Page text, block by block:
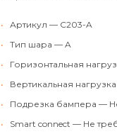
•
Артикул — C203-A
•
Тип шара — A
•
Горизонтальная
•
Вертикальная
•
Подрезка бампера —
•
Smart connect — Не